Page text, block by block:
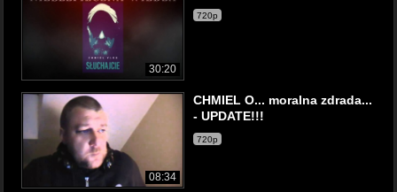
30:20
720p
08:34
CHMIEL O... moralna zdrada...
- UPDATE!!!
720p